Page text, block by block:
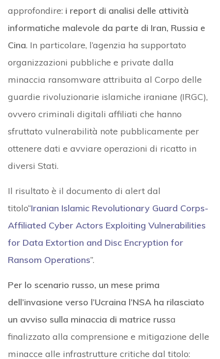
approfondire: i report di analisi delle attività
informatiche malevole da parte di Iran, Russia e
Cina. In particolare, l’agenzia ha supportato
organizzazioni pubbliche e private dalla
minaccia ransomware attribuita al Corpo delle
guardie rivoluzionarie islamiche iraniane (IRGC),
ovvero criminali digitali affiliati che hanno
sfruttato vulnerabilità note pubblicamente per
ottenere dati e avviare operazioni di ricatto in
diversi Stati.
Il risultato è il documento di alert dal
titolo“Iranian Islamic Revolutionary Guard Corps-
Affiliated Cyber Actors Exploiting Vulnerabilities
for Data Extortion and Disc Encryption for
Ransom Operations”.
Per lo scenario russo, un mese prima
dell’invasione verso l’Ucraina l’NSA ha rilasciato
un avviso sulla minaccia di matrice russa
finalizzato alla comprensione e mitigazione delle
minacce alle infrastrutture critiche dal titolo: